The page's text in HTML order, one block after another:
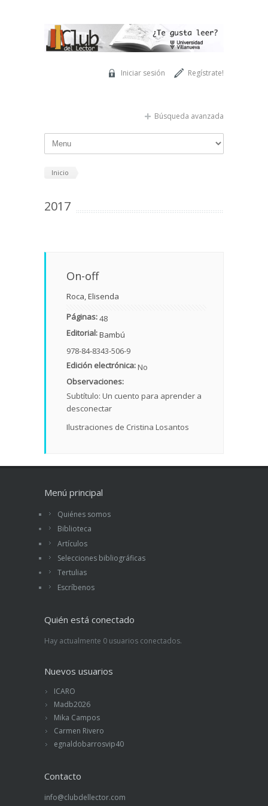
Regístrate!
Iniciar sesión
Búsqueda avanzada
Inicio
2017
On-off
Roca, Elisenda
Páginas:48
Editorial:Bambú
978-84-8343-506-9
Edición electrónica:No
Observaciones:
Subtítulo: Un cuento para aprender a
desconectar
Ilustraciones de Cristina Losantos
Menú principal
Quiénes somos
Biblioteca
Artículos
Selecciones bibliográficas
Tertulias
Escríbenos
Quién está conectado
Hay actualmente 0 usuarios conectados.
Nuevos usuarios
ICARO
Madb2026
Mika Campos
Carmen Rivero
egnaldobarrosvip40
Contacto
info@clubdellector.com